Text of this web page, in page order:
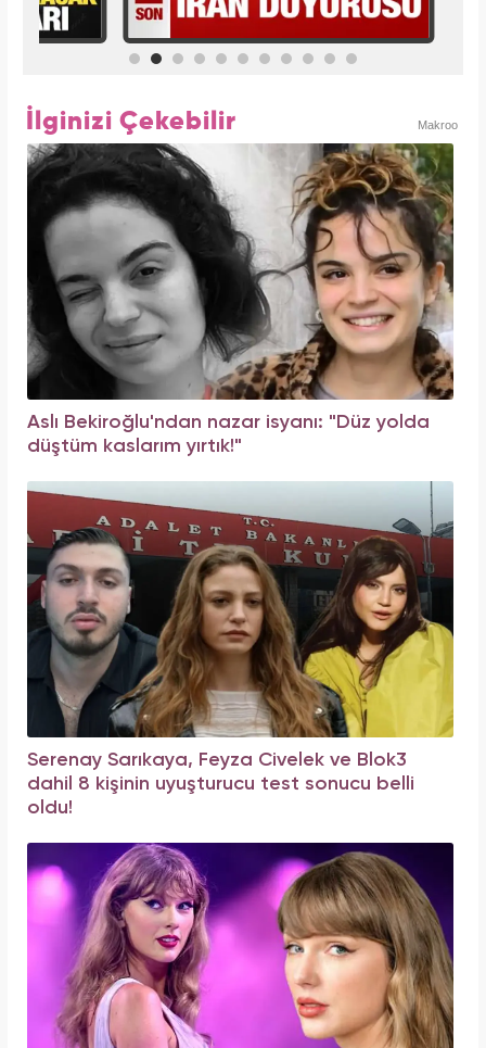
İlginizi Çekebilir Makroo
Aslı Bekiroğlu'ndan nazar isyanı: "Düz yolda
düştüm kaslarım yırtık!"
Serenay Sarıkaya, Feyza Civelek ve Blok3
dahil 8 kişinin uyuşturucu test sonucu belli
oldu!